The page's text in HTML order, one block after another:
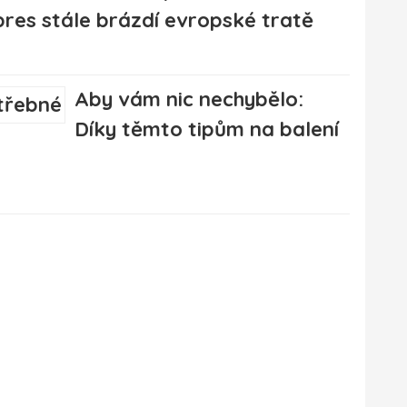
stále brázdí evropské tratě
Aby vám nic nechybělo:
Díky těmto tipům na balení